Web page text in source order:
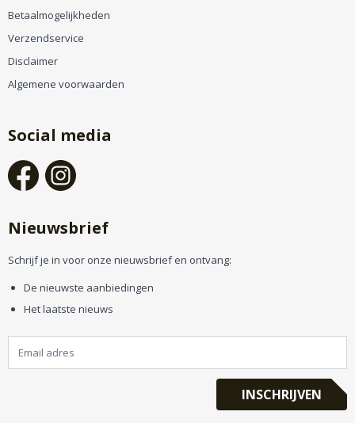
Betaalmogelijkheden
Verzendservice
Disclaimer
Algemene voorwaarden
Social media
Nieuwsbrief
Schrijf je in voor onze nieuwsbrief en ontvang:
De nieuwste aanbiedingen
Het laatste nieuws
INSCHRIJVEN